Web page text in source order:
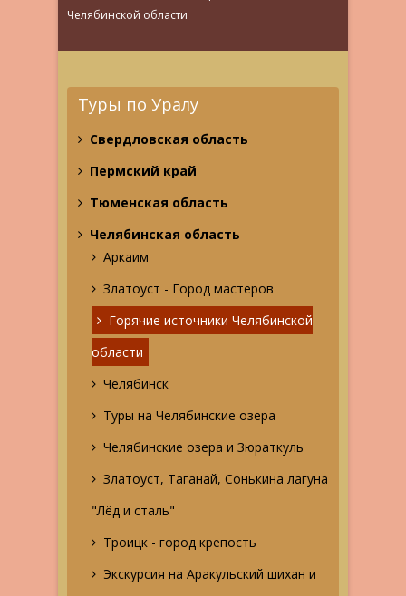
Челябинской области
Туры по Уралу
Свердловская область
Пермский край
Тюменская область
Челябинская область
Аркаим
Златоуст - Город мастеров
Горячие источники Челябинской
области
Челябинск
Туры на Челябинские озера
Челябинские озера и Зюраткуль
Златоуст, Таганай, Сонькина лагуна
"Лёд и сталь"
Троицк - город крепость
Экскурсия на Аракульский шихан и